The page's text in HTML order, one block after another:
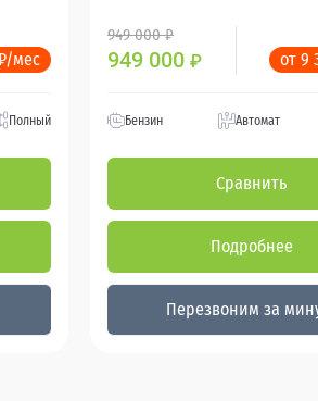
мес
Полный
949 000 ₽
949 000 ₽ от 9
Бензин Автомат
Сравнить
Подробнее
Перезвоним за